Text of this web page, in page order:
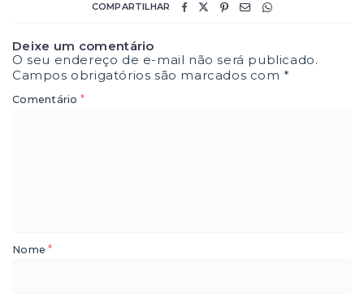
COMPARTILHAR
Deixe um comentário
O seu endereço de e-mail não será publicado.
Campos obrigatórios são marcados com*
Comentário *
Nome*